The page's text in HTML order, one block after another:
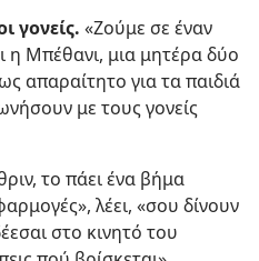
γονείς. «Ζούμε σε έναν
η Μπέθανι, μια μητέρα δύο
απαραίτητο για τα παιδιά
με τους γονείς
το πάει ένα βήμα
λέει, «σου δίνουν
στο κινητό του